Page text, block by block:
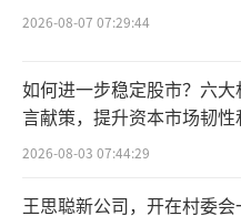
2026-08-07 07:29:44
如何进一步稳定股市？六
言献策，提升资本市场韧性
2026-08-03 07:44:29
王思聪新公司，开在村委会